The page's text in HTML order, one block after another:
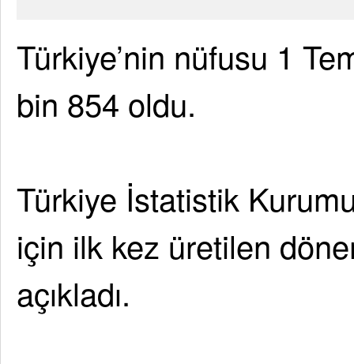
Türkiye’nin nüfusu 1
bin 854 oldu.
Türkiye İstatistik
için ilk kez üretilen
açıkladı.